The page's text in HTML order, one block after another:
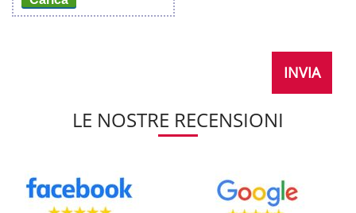
LE NOSTRE RECENSIONI